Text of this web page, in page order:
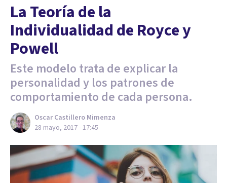
La Teoría de la
Individualidad de Royce y
Powell
Este modelo trata de explicar la
personalidad y los patrones de
comportamiento de cada persona.
Oscar Castillero Mimenza
28 mayo, 2017 - 17:45